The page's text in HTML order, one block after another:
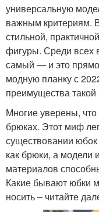
универсальную
важным критериям.
стильной,
фигуры. Среди всех
самый — и это
модную планку с
преимущества
Многие уверены,
брюках. Этот миф
существовании
как брюки, а модели
материалов
Какие бывают юбки
носить – читайте